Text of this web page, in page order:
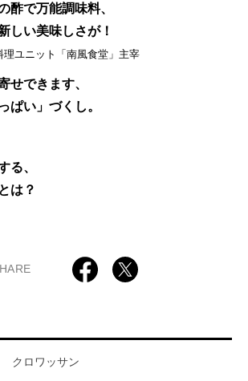
酢で万能調味料、
しい美味しさが！
ユニット「南風食堂」主宰
せできます、
ぱい」づくし。
る、
は？
クロワッサン